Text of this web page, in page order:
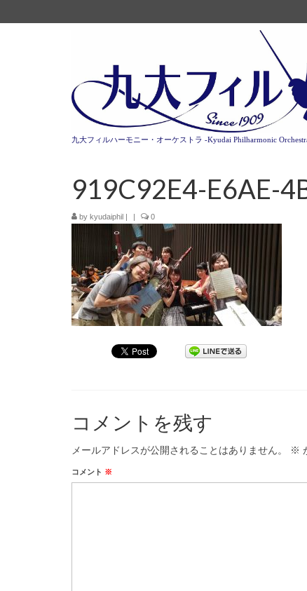
九大フィルハーモニー・オーケストラ -Kyudai Philharmonic
919C92E4-E6AE-
by kyudaiphil | | 0
コメントを残す
メールアドレスが公開されることはありません。 ※
コメント ※